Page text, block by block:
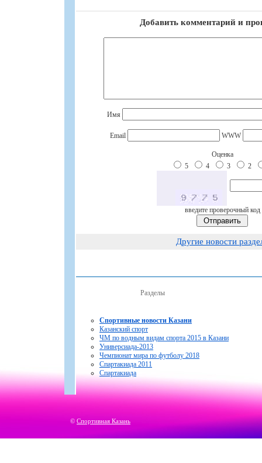
Добавить комментарий и
Имя
Email WWW
Оценка
5
4 3 2
введите проверочный код
Другие новости
Разделы
Спортивные новости Казани
Казанский спорт
ЧМ по водным видам спорта 2015 в Казани
Универсиада-2013
Чемпионат мира по футболу 2018
Спартакиада 2011
Спартакиада
© Спортивная Казань